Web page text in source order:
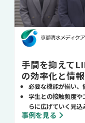
手間を抑えて
の効率化と情
必要な機能が揃い
学生との接触頻度や
らに広げていく見込
事例を見る